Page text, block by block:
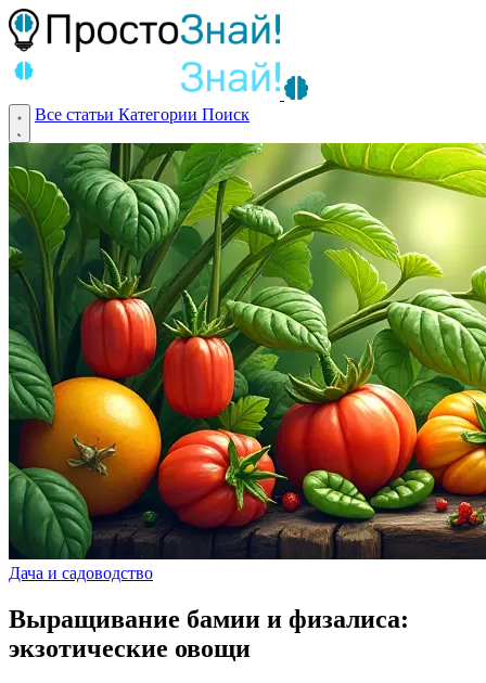
Все статьи Категории Поиск
Дача и садоводство
Выращивание бамии и физалиса:
экзотические овощи